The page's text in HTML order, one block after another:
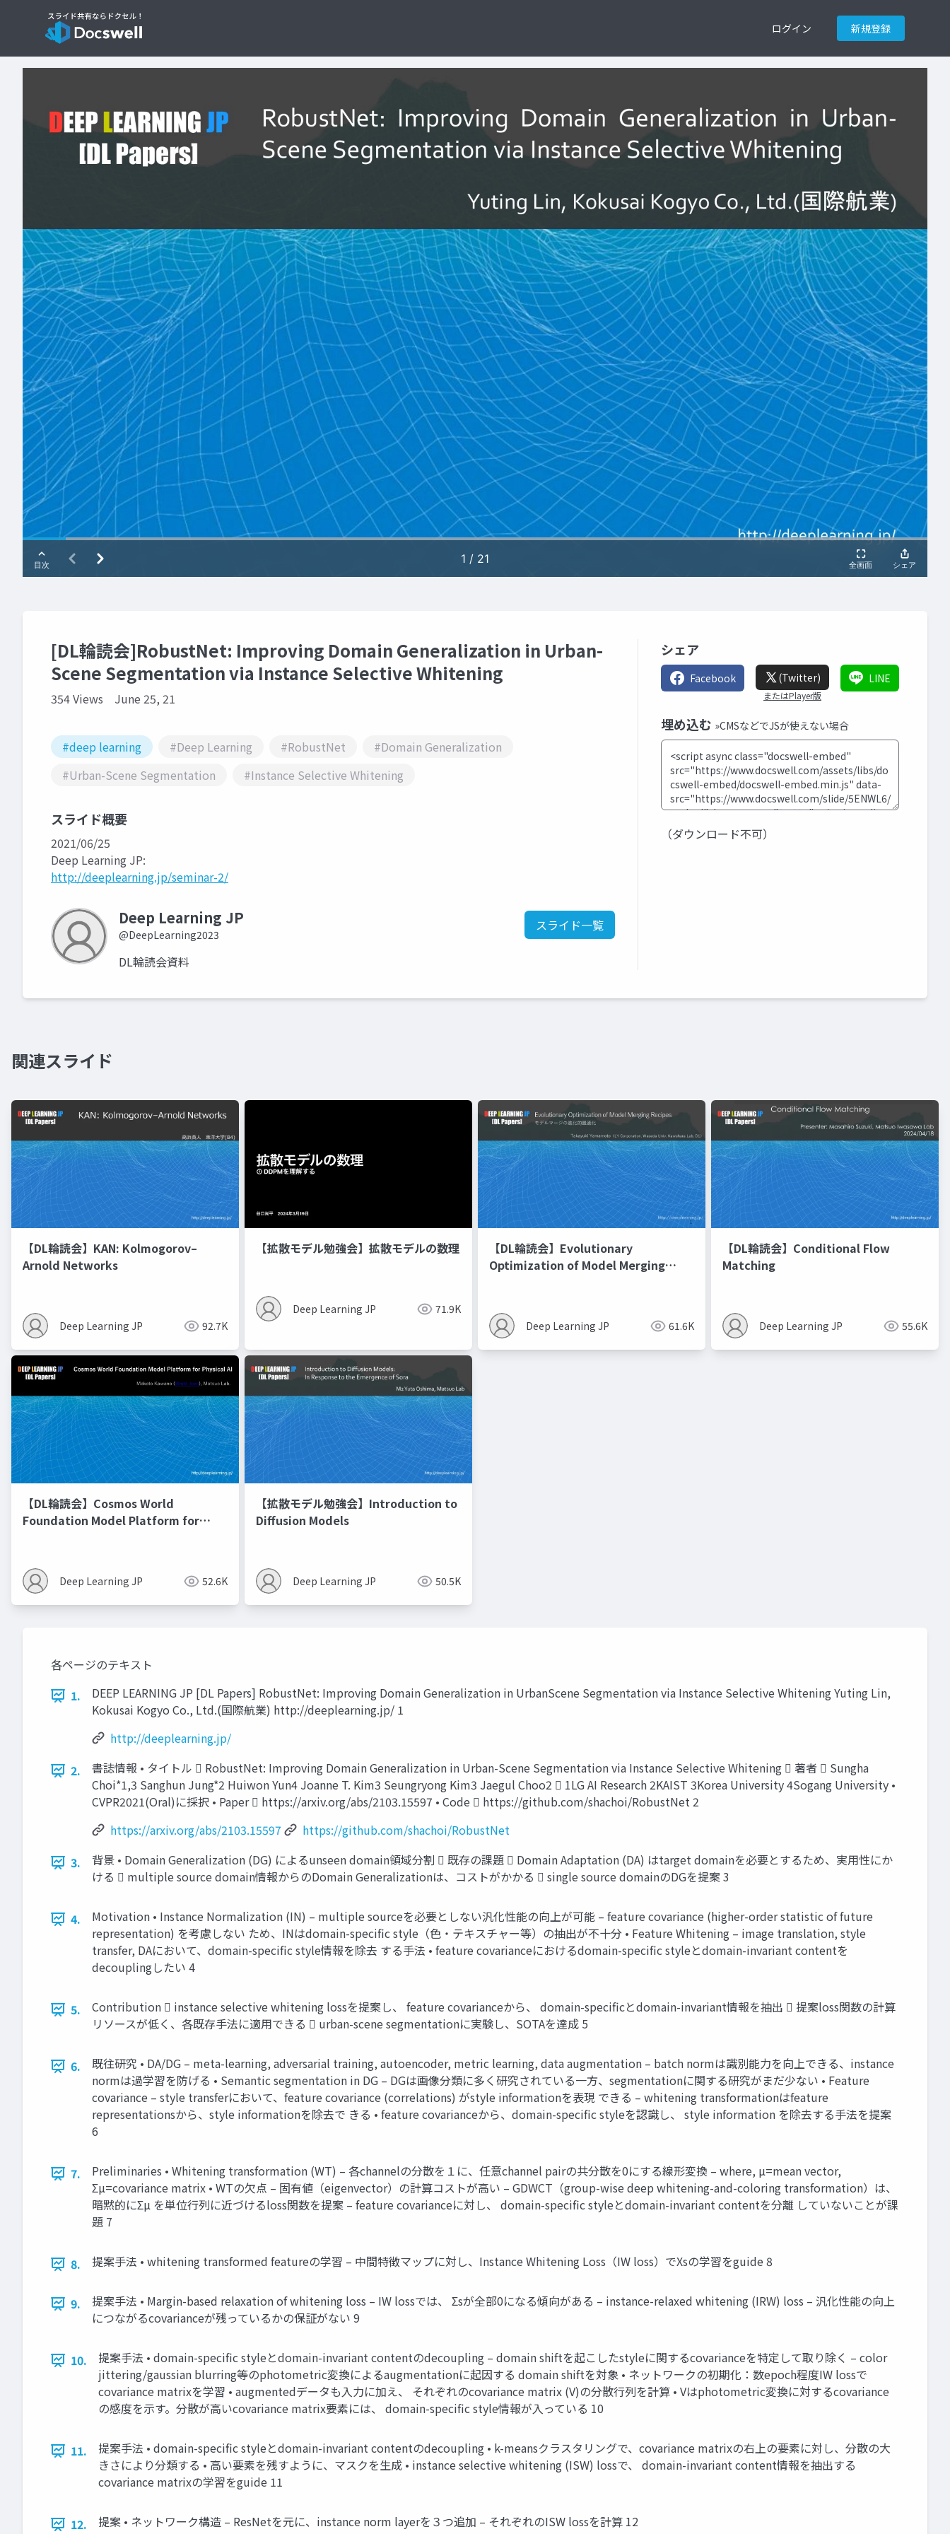
ログイン 新規登録
[DL輪読会]RobustNet: Improving Domain Generalization in Urban-
Scene Segmentation via Instance Selective Whitening
354 Views June 25, 21
#deep learning #Deep Learning #RobustNet
#Domain Generalization
#Urban-Scene Segmentation
#Instance Selective Whitening
スライド概要
2021/06/25
Deep Learning JP:
http://deeplearning.jp/seminar-2/
Deep Learning JP
@DeepLearning2023
スライド一覧
DL輪読会資料
シェア
Facebook (Twitter)
またはPlayer版
LINE
埋め込む »CMSなどでJSが使えない場合
（ダウンロード不可）
関連スライド
【DL輪読会】KAN: Kolmogorov–
Arnold Networks
Deep Learning JP 92.7K
【拡散モデル勉強会】拡散モデルの数理
Deep Learning JP 71.9K
【DL輪読会】Evolutionary
Optimization of Model Merging
Deep Learning JP 61.6K
【DL輪読会】Conditional Flow
Matching
Deep Learning JP 55.6K
【DL輪読会】Cosmos World
Foundation Model Platform for
Deep Learning JP 52.6K
【拡散モデル勉強会】Introduction to
Diffusion Models
Deep Learning JP 50.5K
各ページのテキスト
1.
DEEP LEARNING JP [DL Papers] RobustNet: Improving Domain Generalization in UrbanScene Segmentation via Instance Selective Whitening Yuting Lin,
Kokusai Kogyo Co., Ltd.(国際航業) http://deeplearning.jp/ 1
http://deeplearning.jp/
2.
書誌情報 • タイトル  RobustNet: Improving Domain Generalization in Urban-Scene Segmentation via Instance Selective Whitening  著者  Sungha
Choi*1,3 Sanghun Jung*2 Huiwon Yun4 Joanne T. Kim3 Seungryong Kim3 Jaegul Choo2  1LG AI Research 2KAIST 3Korea University 4Sogang University •
CVPR2021(Oral)に採択 • Paper  https://arxiv.org/abs/2103.15597 • Code  https://github.com/shachoi/RobustNet 2
https://arxiv.org/abs/2103.15597
https://github.com/shachoi/RobustNet
3.
背景 • Domain Generalization (DG) によるunseen domain領域分割  既存の課題  Domain Adaptation (DA) はtarget domainを必要とするため、実用性にか
ける  multiple source domain情報からのDomain Generalizationは、コストがかかる  single source domainのDGを提案 3
4.
Motivation • Instance Normalization (IN) – multiple sourceを必要としない汎化性能の向上が可能 – feature covariance (higher-order statistic of future
representation) を考慮しない ため、INはdomain-specific style（色・テキスチャー等）の抽出が不十分 • Feature Whitening – image translation, style
transfer, DAにおいて、domain-specific style情報を除去 する手法 • feature covarianceにおけるdomain-specific styleとdomain-invariant contentを
decouplingしたい 4
5.
Contribution  instance selective whitening lossを提案し、 feature covarianceから、 domain-specificとdomain-invariant情報を抽出  提案loss関数の計算
リソースが低く、各既存手法に適用できる  urban-scene segmentationに実験し、SOTAを達成 5
6.
既往研究 • DA/DG – meta-learning, adversarial training, autoencoder, metric learning, data augmentation – batch normは識別能力を向上できる、instance
normは過学習を防げる • Semantic segmentation in DG – DGは画像分類に多く研究されている一方、segmentationに関する研究がまだ少ない • Feature
covariance – style transferにおいて、feature covariance (correlations) がstyle informationを表現 できる – whitening transformationはfeature
representationsから、style informationを除去で きる • feature covarianceから、domain-specific styleを認識し、 style information を除去する手法を提案
6
7.
Preliminaries • Whitening transformation (WT) – 各channelの分散を１に、任意channel pairの共分散を0にする線形変換 – where, µ=mean vector,
Σµ=covariance matrix • WTの欠点 – 固有値（eigenvector）の計算コストが高い – GDWCT（group-wise deep whitening-and-coloring transformation）は、
暗黙的にΣµ を単位行列に近づけるloss関数を提案 – feature covarianceに対し、 domain-specific styleとdomain-invariant contentを分離 していないことが課
題 7
8. 提案手法 • whitening transformed featureの学習 – 中間特徴マップに対し、Instance Whitening Loss（IW loss）でXsの学習をguide 8
9.
提案手法 • Margin-based relaxation of whitening loss – IW lossでは、 Σsが全部0になる傾向がある – instance-relaxed whitening (IRW) loss – 汎化性能の向上
につながるcovarianceが残っているかの保証がない 9
10.
提案手法 • domain-specific styleとdomain-invariant contentのdecoupling – domain shiftを起こしたstyleに関するcovarianceを特定して取り除く – color
jittering/gaussian blurring等のphotometric変換によるaugmentationに起因する domain shiftを対象 • ネットワークの初期化：数epoch程度IW lossで
covariance matrixを学習 • augmentedデータも入力に加え、 それぞれのcovariance matrix (V)の分散行列を計算 • Vはphotometric変換に対するcovariance
の感度を示す。分散が高いcovariance matrix要素には、 domain-specific style情報が入っている 10
11.
提案手法 • domain-specific styleとdomain-invariant contentのdecoupling • k-meansクラスタリングで、covariance matrixの右上の要素に対し、分散の大
きさにより分類する • 高い要素を残すように、マスクを生成 • instance selective whitening (ISW) lossで、 domain-invariant content情報を抽出する
covariance matrixの学習をguide 11
12. 提案 • ネットワーク構造 – ResNetを元に、instance norm layerを３つ追加 – それぞれのISW lossを計算 12